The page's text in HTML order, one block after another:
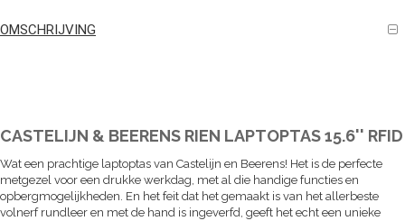
OMSCHRIJVING
CASTELIJN & BEERENS RIEN LAPTOPTAS 15.6'' RFID
Wat een prachtige laptoptas van Castelijn en Beerens! Het is de perfecte
metgezel voor een drukke werkdag, met al die handige functies en
opbergmogelijkheden. En het feit dat het gemaakt is van het allerbeste
volnerf rundleer en met de hand is ingeverfd, geeft het echt een unieke